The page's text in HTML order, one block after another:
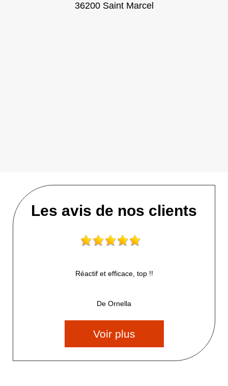
36200 Saint Marcel
Les avis de nos clients
Réactif et efficace, top !!
De Ornella
Voir plus